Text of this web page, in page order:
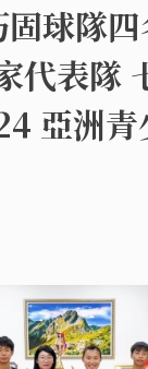
球隊
代表隊
亞洲